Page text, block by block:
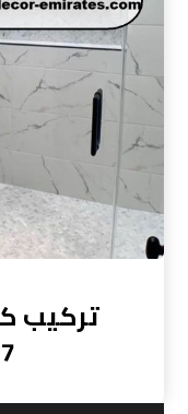
تركيب